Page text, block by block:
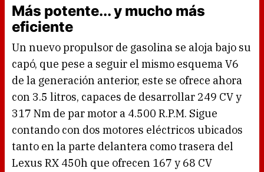
Más potente... y mucho más
eficiente
Un nuevo propulsor de gasolina se aloja bajo su
capó, que pese a seguir el mismo esquema V6
de la generación anterior, este se ofrece ahora
con 3.5 litros, capaces de desarrollar 249 CV y
317 Nm de par motor a 4.500 R.P.M. Sigue
contando con dos motores eléctricos ubicados
tanto en la parte delantera como trasera del
Lexus RX 450h que ofrecen 167 y 68 CV